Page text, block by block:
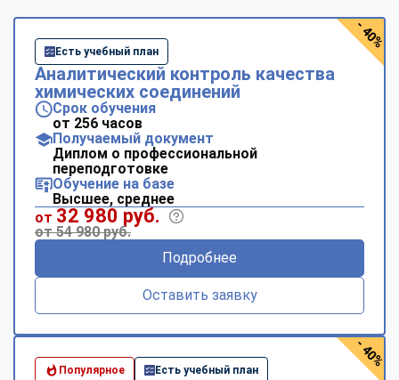
Есть учебный план
Аналитический контроль качества
химических соединений
Срок обучения
от 256 часов
Получаемый документ
Диплом о профессиональной
переподготовке
Обучение на базе
Высшее, среднее
от 32 980 руб.
от 54 980 руб.
Подробнее
Оставить заявку
- 40%
Популярное Есть учебный план
- 40%